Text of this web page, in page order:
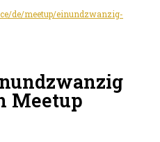
de/meetup/einundzwanzig-
Meetup